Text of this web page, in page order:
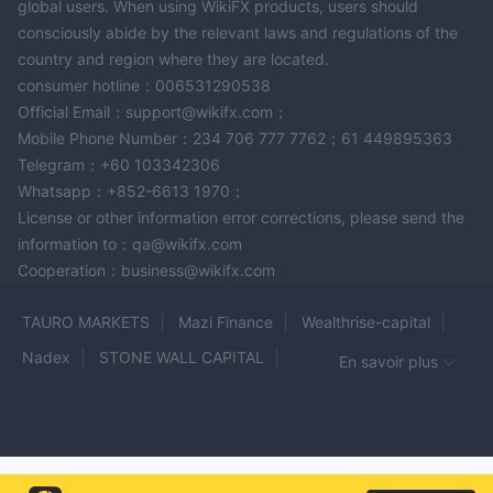
global users. When using WikiFX products, users should
consciously abide by the relevant laws and regulations of the
country and region where they are located.
consumer hotline：006531290538
Official Email：support@wikifx.com；
Mobile Phone Number：234 706 777 7762；61 449895363
Telegram：+60 103342306
Whatsapp：+852-6613 1970；
License or other information error corrections, please send the
information to：qa@wikifx.com
Cooperation：business@wikifx.com
TAURO MARKETS Mazi Finance
Wealthrise-capital
Nadex
STONE WALL CAPITAL
SuperAI Options7
FCFX FPRO
CRYPTO FX
En savoir plus